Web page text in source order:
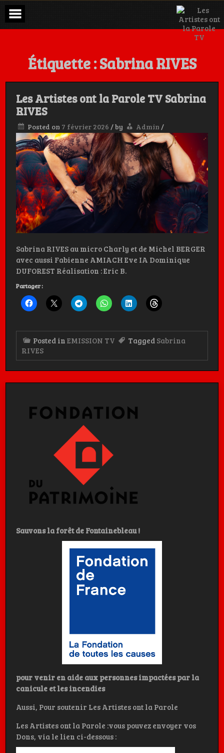
Skip
content
Étiquette :Sabrina RIVES
Les Artistes ont la Parole TV Sabrina
RIVES
Posted on 7 février 2026 /by Admin /
Sabrina RIVES au micro Charly et de Michel BERGER
avec aussi Fabienne AMIACH Eve IA Dominique
DUFOREST Réalisation : Eric B.
Partager :
Posted in EMISSION TV Tagged Sabrina
RIVES
Sauvons la forêt de Fontainebleau !
pour venir en aide aux personnes impactées par la
canicule et les incendies
Aussi, Pour soutenir Les Artistes ont la Parole
Les Artistes ont la Parole :vous pouvez envoyer vos
Dons, via le lien ci-dessous :